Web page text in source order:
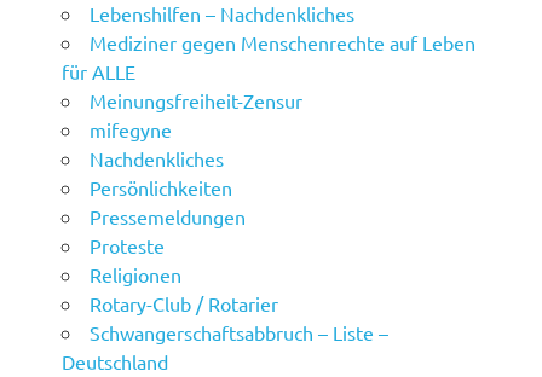
Lebenshilfen – Nachdenkliches
Mediziner gegen Menschenrechte auf Leben
für ALLE
Meinungsfreiheit-Zensur
mifegyne
Nachdenkliches
Persönlichkeiten
Pressemeldungen
Proteste
Religionen
Rotary-Club / Rotarier
Schwangerschaftsabbruch – Liste –
Deutschland